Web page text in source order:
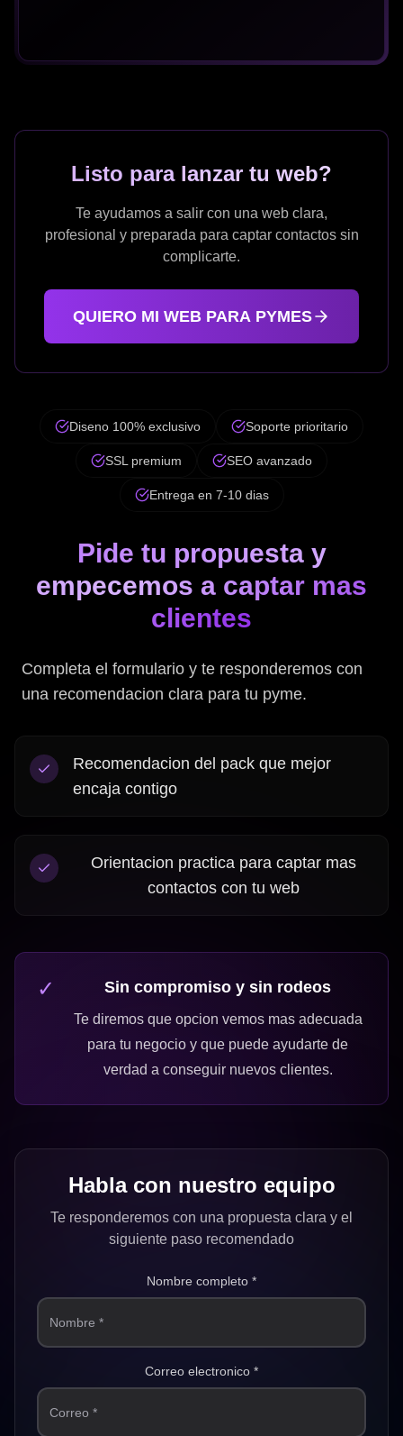
Listo para lanzar tu web?
Te ayudamos a salir con una web clara,
profesional y preparada para captar contactos sin
complicarte.
QUIERO MI WEB PARA PYMES
Diseno 100% exclusivo Soporte prioritario
SSL premium SEO avanzado
Entrega en 7-10 dias
Pide tu propuesta y
empecemos a captar mas
clientes
Completa el formulario y te responderemos con
una recomendacion clara para tu pyme.
Recomendacion del pack que mejor
encaja contigo
Orientacion practica para captar mas
contactos con tu web
✓ Sin compromiso y sin rodeos
Te diremos que opcion vemos mas adecuada
para tu negocio y que puede ayudarte de
verdad a conseguir nuevos clientes.
Habla con nuestro equipo
Te responderemos con una propuesta clara y el
siguiente paso recomendado
Nombre completo *
Nombre *
Correo electronico *
Correo *